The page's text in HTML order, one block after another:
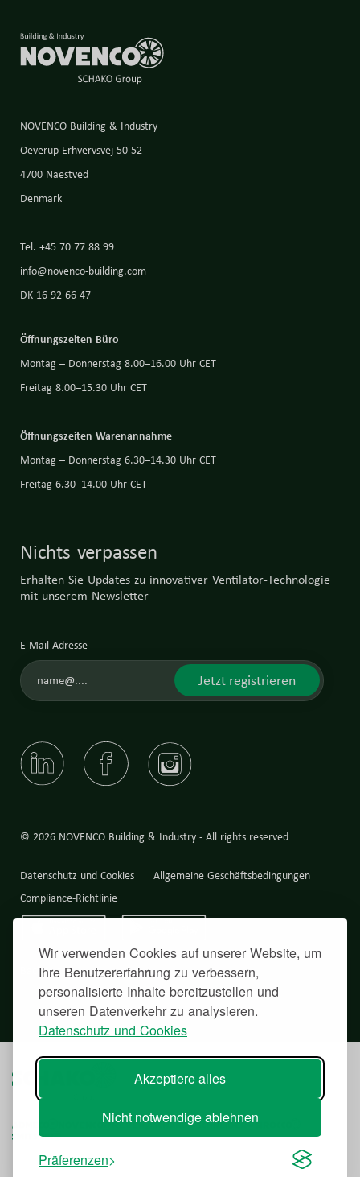
Wir verwenden Cookies auf unserer Website, um
Ihre Benutzererfahrung zu verbessern,
personalisierte Inhalte bereitzustellen und
unseren Datenverkehr zu analysieren.
Datenschutz und Cookies
Akzeptiere alles
Nicht notwendige ablehnen
Präferenzen
Nichts verpassen
Erhalten Sie Updates zu innovativer Ventilator-Technologie
mit unserem Newsletter
E-Mail-Adresse
Jetzt registrieren
NOVENCO Building & Industry
Oeverup Erhvervsvej 50-52
4700 Naestved
Denmark
Tel. +45 70 77 88 99
info@novenco-building.com
DK 16 92 66 47
Öffnungszeiten Büro
Montag – Donnerstag 8.00–16.00 Uhr CET
Freitag 8.00–15.30 Uhr CET
Öffnungszeiten Warenannahme
Montag – Donnerstag 6.30–14.30 Uhr CET
Freitag 6.30–14.00 Uhr CET
© 2026 NOVENCO Building & Industry - All rights reserved
Datenschutz und Cookies
Allgemeine Geschäftsbedingungen
Compliance-Richtlinie
Back to top